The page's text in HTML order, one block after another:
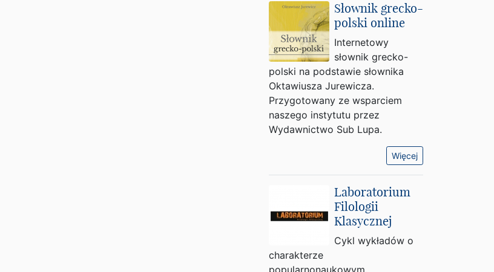
Słownik grecko-
polski online
Internetowy
słownik grecko-
polski na podstawie słownika
Oktawiusza Jurewicza.
Przygotowany ze wsparciem
naszego instytutu przez
Wydawnictwo Sub Lupa.
Więcej
Laboratorium
Filologii
Klasycznej
Cykl wykładów o
charakterze